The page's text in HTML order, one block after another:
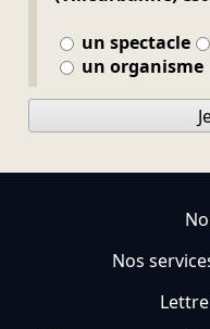
un spectacle
un organisme
Nos